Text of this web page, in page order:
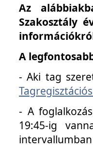
Az
Szakosztály
A
- Aki tag
- A
19:45-ig